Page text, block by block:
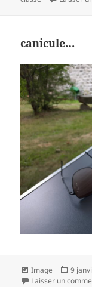
canicule…
Format
Image
Publié
le
9
Laisser un